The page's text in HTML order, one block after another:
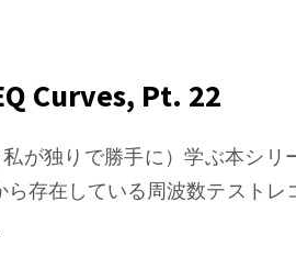
Curves, Pt. 22
が独りで勝手に）学ぶ本シリ
存在している周波数テストレ